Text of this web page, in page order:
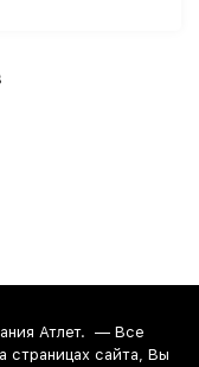
Атлет. — Все
страницах сайта, Вы